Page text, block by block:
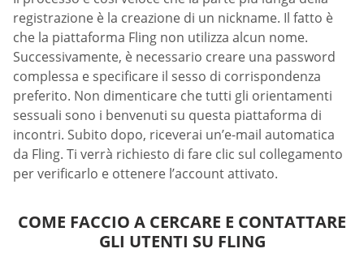
registrazione è la creazione di un nickname. Il fatto è
che la piattaforma Fling non utilizza alcun nome.
Successivamente, è necessario creare una password
complessa e specificare il sesso di corrispondenza
preferito. Non dimenticare che tutti gli orientamenti
sessuali sono i benvenuti su questa piattaforma di
incontri. Subito dopo, riceverai un’e-mail automatica
da Fling. Ti verrà richiesto di fare clic sul collegamento
per verificarlo e ottenere l’account attivato.
COME FACCIO A CERCARE E CONTATTARE
GLI UTENTI SU FLING